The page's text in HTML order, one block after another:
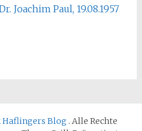
Joachim Paul, 19.08.1957
Haflingers Blog . Alle Rechte